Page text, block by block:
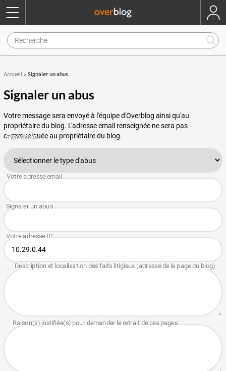
Accueil » Signaler un abus
Signaler un abus
Votre message sera envoyé à l'équipe d'Overblog ainsi qu'au
propriétaire du blog. L'adresse email renseignée ne sera pas
communiquée au propriétaire du blog.